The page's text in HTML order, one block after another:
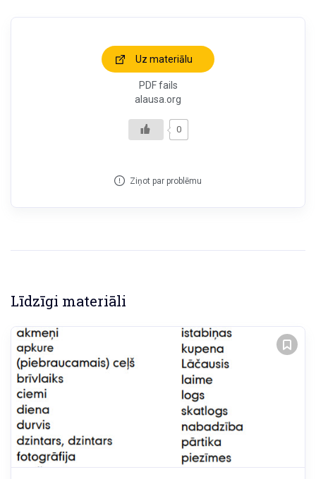
Uz materiālu
PDF fails
alausa.org
0
Ziņot par problēmu
Līdzīgi materiāli